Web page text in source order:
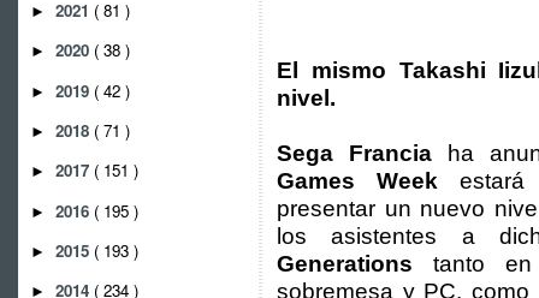
► 2021 ( 81 )
► 2020 ( 38 )
► 2019 ( 42 )
► 2018 ( 71 )
► 2017 ( 151 )
► 2016 ( 195 )
► 2015 ( 193 )
► 2014 ( 234 )
El mismo Takashi
nivel.
Sega Francia ha
Games Week
presentar un nuevo
los asistentes a
Generations tanto en
sobremesa y PC,